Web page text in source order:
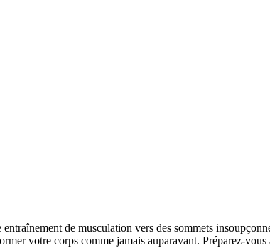
de musculation vers des sommets
votre corps comme jamais auparavant. Préparez-